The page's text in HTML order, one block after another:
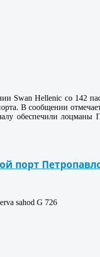
Swan Hellenic со 142
В сообщении
обеспечили
порт